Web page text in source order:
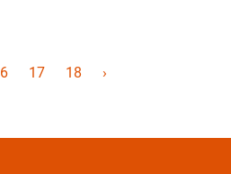
17 18 ›